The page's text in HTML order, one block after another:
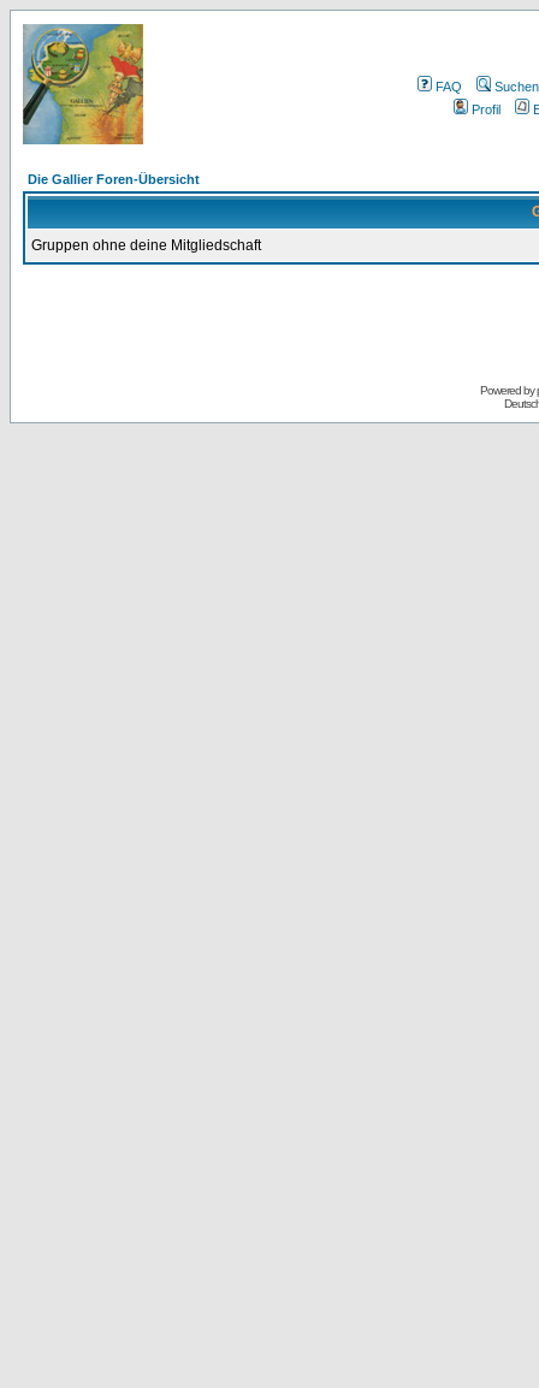
FAQ
Suchen
Profil
Die Gallier Foren-Übersicht
Gruppen ohne deine Mitgliedschaft
Powered by